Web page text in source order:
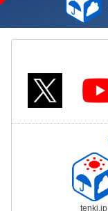
tenki.jp